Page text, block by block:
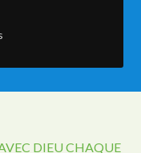
DIEU CHAQUE